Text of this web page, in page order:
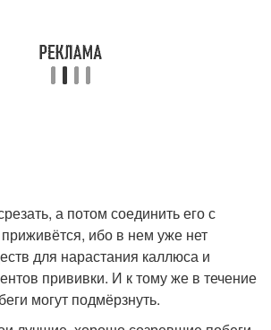
а потом соединить его с
ибо в нем уже нет
для нарастания каллюса и
прививки. И к тому же в течение
могут подмёрзнуть.